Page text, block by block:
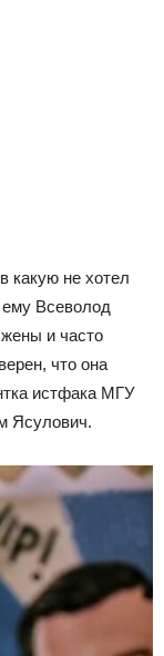
какую не хотел
ему Всеволод
и часто
что она
истфака МГУ
Ясулович.